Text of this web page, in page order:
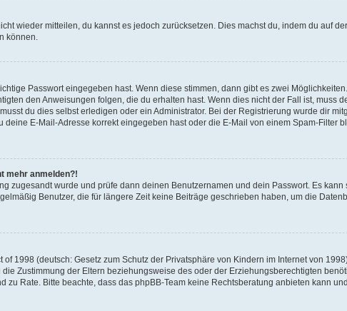
wieder mitteilen, du kannst es jedoch zurücksetzen. Dies machst du, indem du auf
können.
Passwort eingegeben hast. Wenn diese stimmen, dann gibt es zwei
den Anweisungen folgen, die du erhalten hast. Wenn dies nicht der Fall ist,
du dies selbst erledigen oder ein Administrator. Bei der Registrierung wurde dir
E-Mail-Adresse korrekt eingegeben hast oder die E-Mail von einem Spam-Filter
mehr anmelden?!
zugesandt wurde und prüfe dann deinen Benutzernamen und dein Passwort. Es
Benutzer, die für längere Zeit keine Beiträge geschrieben haben, um die
1998 (deutsch: Gesetz zum Schutz der Privatsphäre von Kindern im Internet von
Zustimmung der Eltern beziehungsweise des oder der Erziehungsberechtigten
zu Rate. Bitte beachte, dass das phpBB-Team keine Rechtsberatung anbieten kann